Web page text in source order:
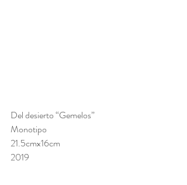
Del desierto “Gemelos”
Monotipo
21.5cmx16cm
2019